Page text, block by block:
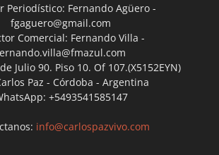
Periodístico: Fernando Agüero -
fgaguero@gmail.com
Comercial: Fernando Villa -
Julio 90. Piso 10. Of 107.(X5152EYN)
Paz - Córdoba - Argentina
+5493541585147
info@carlospazvivo.com